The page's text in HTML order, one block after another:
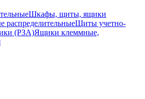
Шкафы, щиты, ящики
распределительныеЩиты учетно-
(РЗА)Ящики клеммные,